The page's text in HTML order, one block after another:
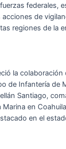
federales,
acciones de
regiones de la
la colaboración
de Infantería de
Santiago,
Marina en
en el